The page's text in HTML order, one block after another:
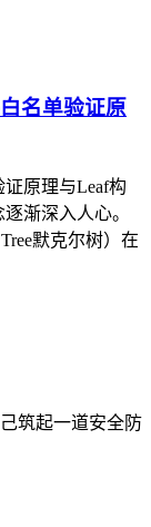
名单验证原
证原理与Leaf构
渐深入人心。
默克尔树）在
筑起一道安全防